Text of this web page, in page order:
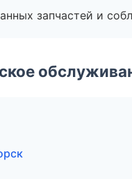
запчастей и